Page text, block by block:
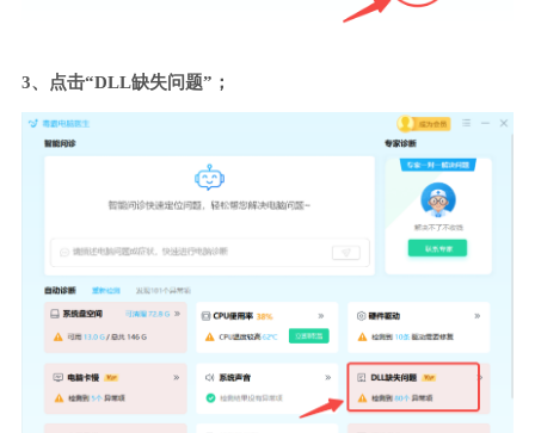
3、点击“DLL缺失问题”；